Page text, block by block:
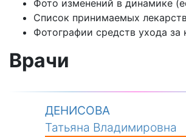
Фото изменений в динамике
Список принимаемых
Фотографии средств ухода за
Врачи
ДЕНИСОВА
Татьяна Владимировна